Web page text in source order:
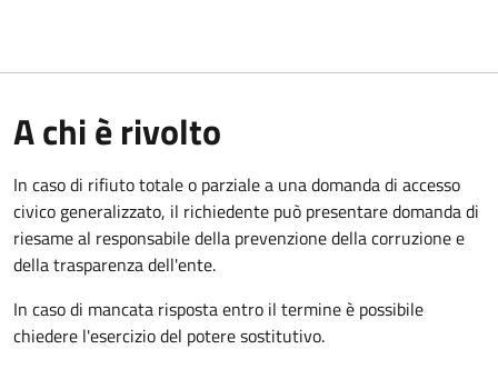
A chi è rivolto
In caso di rifiuto totale o parziale a una domanda di accesso
civico generalizzato, il richiedente può presentare domanda di
riesame al responsabile della prevenzione della corruzione e
della trasparenza dell'ente.
In caso di mancata risposta entro il termine è possibile
chiedere l'esercizio del potere sostitutivo.